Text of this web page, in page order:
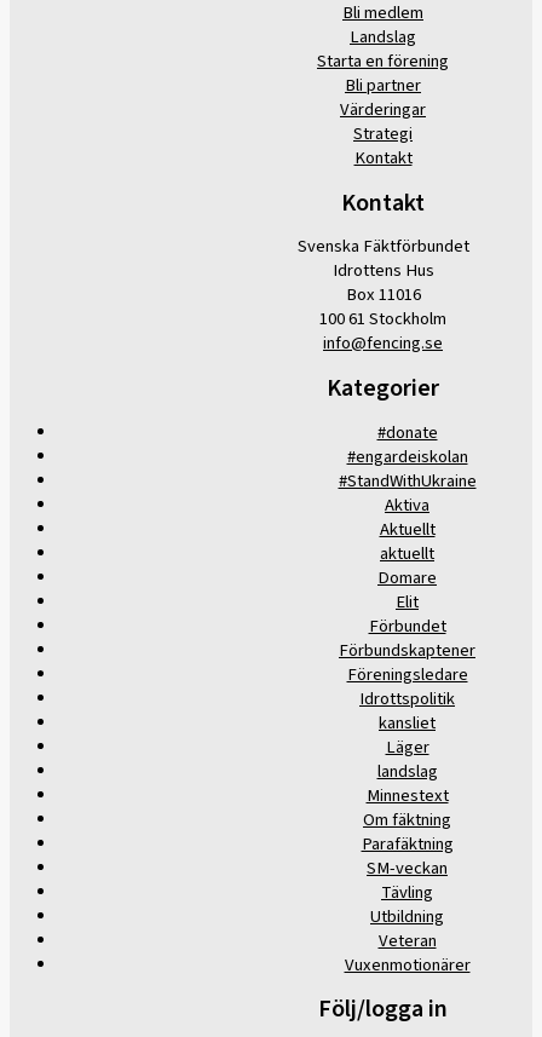
Bli medlem
Landslag
Starta en förening
Bli partner
Värderingar
Strategi
Kontakt
Kontakt
Svenska Fäktförbundet
Idrottens Hus
Box 11016
100 61 Stockholm
info@fencing.se
Kategorier
#donate
#engardeiskolan
#StandWithUkraine
Aktiva
Aktuellt
aktuellt
Domare
Elit
Förbundet
Förbundskaptener
Föreningsledare
Idrottspolitik
kansliet
Läger
landslag
Minnestext
Om fäktning
Parafäktning
SM-veckan
Tävling
Utbildning
Veteran
Vuxenmotionärer
Följ/logga in